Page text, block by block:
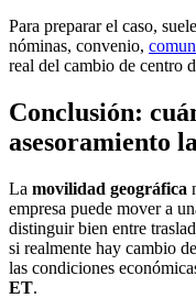
Para preparar el caso,
nóminas, convenio,
real del cambio de centro
Conclusión:
asesoramiento
La movilidad geográfica
empresa puede mover a
distinguir bien entre
si realmente hay cambio
las condiciones
ET.